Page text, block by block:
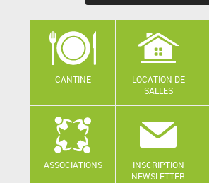
CANTINE
LOCATION DE
SALLES
ASSOCIATIONS
INSCRIPTION
NEWSLETTER